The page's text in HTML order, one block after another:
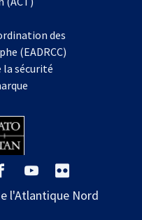
nouvel
onglet
des
(EADRCC)
la sécurité
s’ouvre
un
s’ouvre
un
un
l'Atlantique Nord